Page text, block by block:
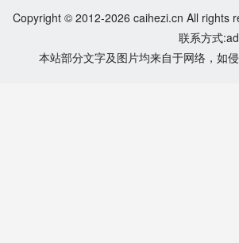
Copyright © 2012-2026 caihezi.cn All rights
联系方式
本站部分文字及图片均来自于网络，如